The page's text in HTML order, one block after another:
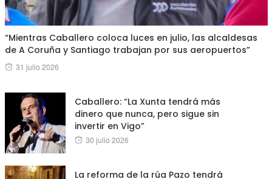
“Mientras Caballero coloca luces en julio, las alcaldesas
de A Coruña y Santiago trabajan por sus aeropuertos”
Posted
31 julio 2026
Caballero: “La Xunta tendrá más
dinero que nunca, pero sigue sin
invertir en Vigo”
Posted
30 julio 2026
La reforma de la rúa Pazo tendrá